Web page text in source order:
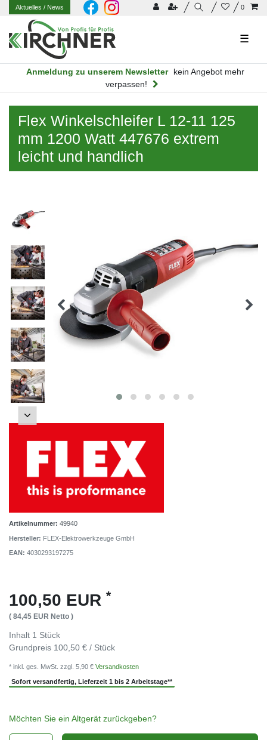
0
Aktuelles/ News
☰
Anmeldung zu unserem Newsletter
kein Angebot mehr
verpassen!
Flex Winkelschleifer L 12-11 125
mm 1200 Watt 447676 extrem
leicht und handlich
Artikelnummer: 49940
Hersteller: FLEX-Elektrowerkzeuge GmbH
EAN: 4030293197275
100,50 EUR *
( 84,45 EUR Netto )
Inhalt 1 Stück
Grundpreis 100,50 € / Stück
* inkl. ges. MwSt. zzgl. 5,90 € Versandkosten
Sofort versandfertig, Lieferzeit 1 bis 2 Arbeitstage**
Möchten Sie ein Altgerät zurückgeben?